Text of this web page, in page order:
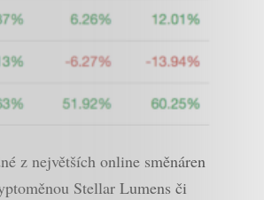
z největších online směnáren
Stellar Lumens či